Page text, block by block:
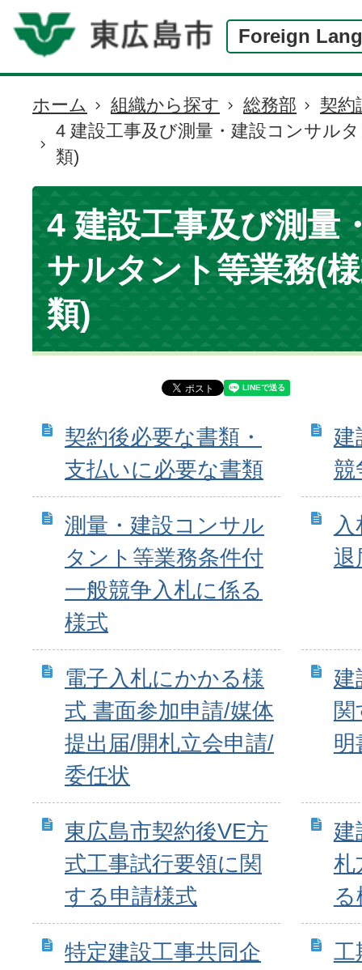
Foreign
現
位
ホーム 組織から探す 総務部
契約
4 建設工事及び測量・建設コンサル
類)
4 建設工事及び測量
サルタント等業務(
類)
契約後必要な書類・
支払いに必要な書類
建
競
測量・建設コンサル
タント等業務条件付
一般競争入札に係る
様式
退
電子入札にかかる様
式 書面参加申請/媒体
提出届/開札立会申請/
委任状
建
関
明
東広島市契約後VE方
式工事試行要領に関
する申請様式
建
札
特定建設工事共同企
工